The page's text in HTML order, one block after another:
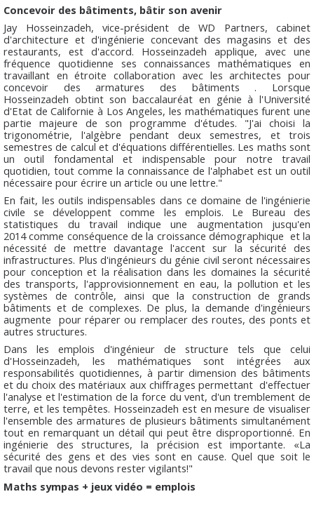
Concevoir des bâtiments, bâtir son avenir
Jay Hosseinzadeh, vice-président de WD Partners, cabinet
d'architecture et d'ingénierie concevant des magasins et des
restaurants, est d'accord. Hosseinzadeh applique, avec une
fréquence quotidienne ses connaissances mathématiques en
travaillant en étroite collaboration avec les architectes pour
concevoir des armatures des bâtiments . Lorsque
Hosseinzadeh obtint son baccalauréat en génie à l'Université
d'Etat de Californie à Los Angeles, les mathématiques furent une
partie majeure de son programme d'études. "J'ai choisi la
trigonométrie, l'algèbre pendant deux semestres, et trois
semestres de calcul et d'équations différentielles. Les maths sont
un outil fondamental et indispensable pour notre travail
quotidien, tout comme la connaissance de l'alphabet est un outil
nécessaire pour écrire un article ou une lettre."
En fait, les outils indispensables dans ce domaine de l'ingénierie
civile se développent comme les emplois. Le Bureau des
statistiques du travail indique une augmentation jusqu'en
2014 comme conséquence de la croissance démographique et la
nécessité de mettre davantage l'accent sur la sécurité des
infrastructures. Plus d'ingénieurs du génie civil seront nécessaires
pour conception et la réalisation dans les domaines la sécurité
des transports, l'approvisionnement en eau, la pollution et les
systèmes de contrôle, ainsi que la construction de grands
bâtiments et de complexes. De plus, la demande d'ingénieurs
augmente pour réparer ou remplacer des routes, des ponts et
autres structures.
Dans les emplois d'ingénieur de structure tels que celui
d'Hosseinzadeh, les mathématiques sont intégrées aux
responsabilités quotidiennes, à partir dimension des bâtiments
et du choix des matériaux aux chiffrages permettant d'effectuer
l'analyse et l'estimation de la force du vent, d'un tremblement de
terre, et les tempêtes. Hosseinzadeh est en mesure de visualiser
l'ensemble des armatures de plusieurs bâtiments simultanément
tout en remarquant un détail qui peut être disproportionné. En
ingénierie des structures, la précision est importante. «La
sécurité des gens et des vies sont en cause. Quel que soit le
travail que nous devons rester vigilants!"
Maths sympas + jeux vidéo = emplois